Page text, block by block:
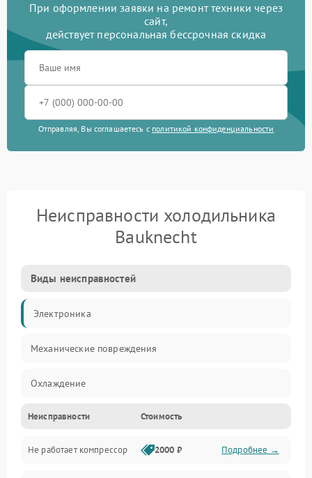
При оформлении заявки на ремонт техники через
сайт,
действует персональная бессрочная скидка
Отправляя, Вы соглашаетесь с политикой конфиденциальности
Неисправности холодильника
Bauknecht
Виды неисправностей
Электроника
Механические повреждения
Охлаждение
Механика
Электропитание
Неисправности Стоимость
Не работает компрессор 2000 ₽ Подробнее →